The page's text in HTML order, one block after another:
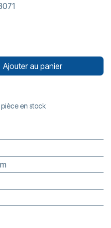
Ajouter au panier
en stock